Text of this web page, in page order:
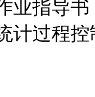
业指导
计过程